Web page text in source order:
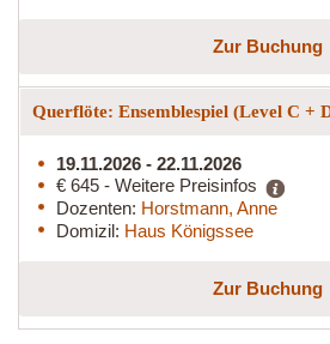
Zur Buchung
Querflöte: Ensemblespiel (Level C +
19.11.2026 - 22.11.2026
€ 645 - Weitere Preisinfos
Dozenten: Horstmann, Anne
Domizil: Haus Königssee
Zur Buchung